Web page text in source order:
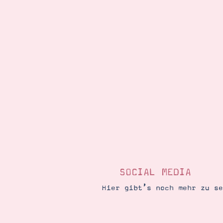
SOCIAL MEDIA
Hier gibt’s noch mehr zu